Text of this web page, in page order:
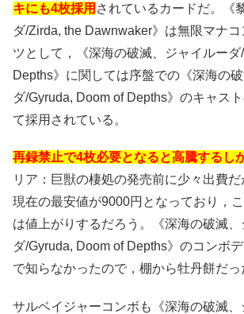
キにも4枚採用 されているカードだ。《
ダ/Zirda, the Dawnwaker》は無限マナ
ツとして，《深海の破滅、ジャイルー
Depths》に関しては序盤での《深海の
ダ/Gyruda, Doom of Depths》のキャス
て採用されている。
再録禁止で4枚必要となると高騰するし
リア：巨獣の棲処の発売前に少々出費
現在の最安値が9000円となっており，
は値上がりするだろう。《深海の破滅、
ダ/Gyruda, Doom of Depths》のコンボ
で知らなかったので，棚から牡丹餅だっ
サルベイジャーコンボも《深海の破滅、